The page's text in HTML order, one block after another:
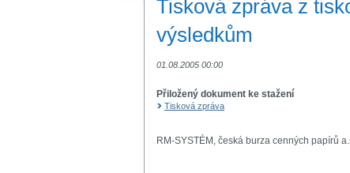
Tisková zpráva z
výsledkům
01.08.2005 00:00
Přiložený dokument ke stažení
Tisková zpráva
RM-SYSTÉM, česká burza cenných papírů